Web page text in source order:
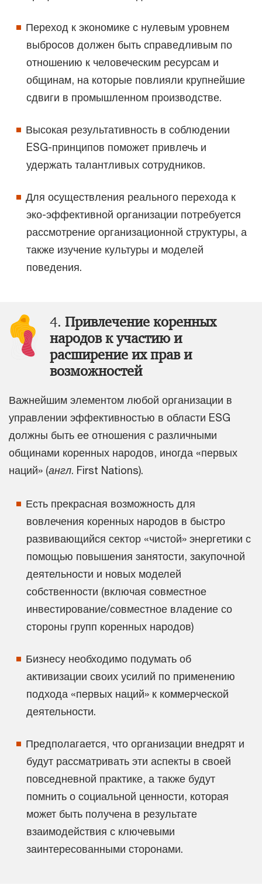
Переход к экономике с нулевым уровнем
выбросов должен быть справедливым по
отношению к человеческим ресурсам и
общинам, на которые повлияли крупнейшие
сдвиги в промышленном производстве.
Высокая результативность в соблюдении
ESG-принципов поможет привлечь и
удержать талантливых сотрудников.
Для осуществления реального перехода к
эко-эффективной организации потребуется
рассмотрение организационной структуры, а
также изучение культуры и моделей
поведения.
4. Привлечение коренных
народов к участию и
расширение их прав и
возможностей
Важнейшим элементом любой организации в
управлении эффективностью в области ESG
должны быть ее отношения с различными
общинами коренных народов, иногда «первых
наций» (англ. First Nations).
Есть прекрасная возможность для
вовлечения коренных народов в быстро
развивающийся сектор «чистой» энергетики с
помощью повышения занятости, закупочной
деятельности и новых моделей
собственности (включая совместное
инвестирование/совместное владение со
стороны групп коренных народов)
Бизнесу необходимо подумать об
активизации своих усилий по применению
подхода «первых наций» к коммерческой
деятельности.
Предполагается, что организации внедрят и
будут рассматривать эти аспекты в своей
повседневной практике, а также будут
помнить о социальной ценности, которая
может быть получена в результате
взаимодействия с ключевыми
заинтересованными сторонами.